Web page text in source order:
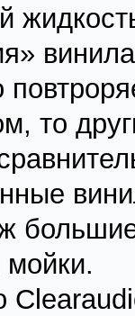
то
мойки.